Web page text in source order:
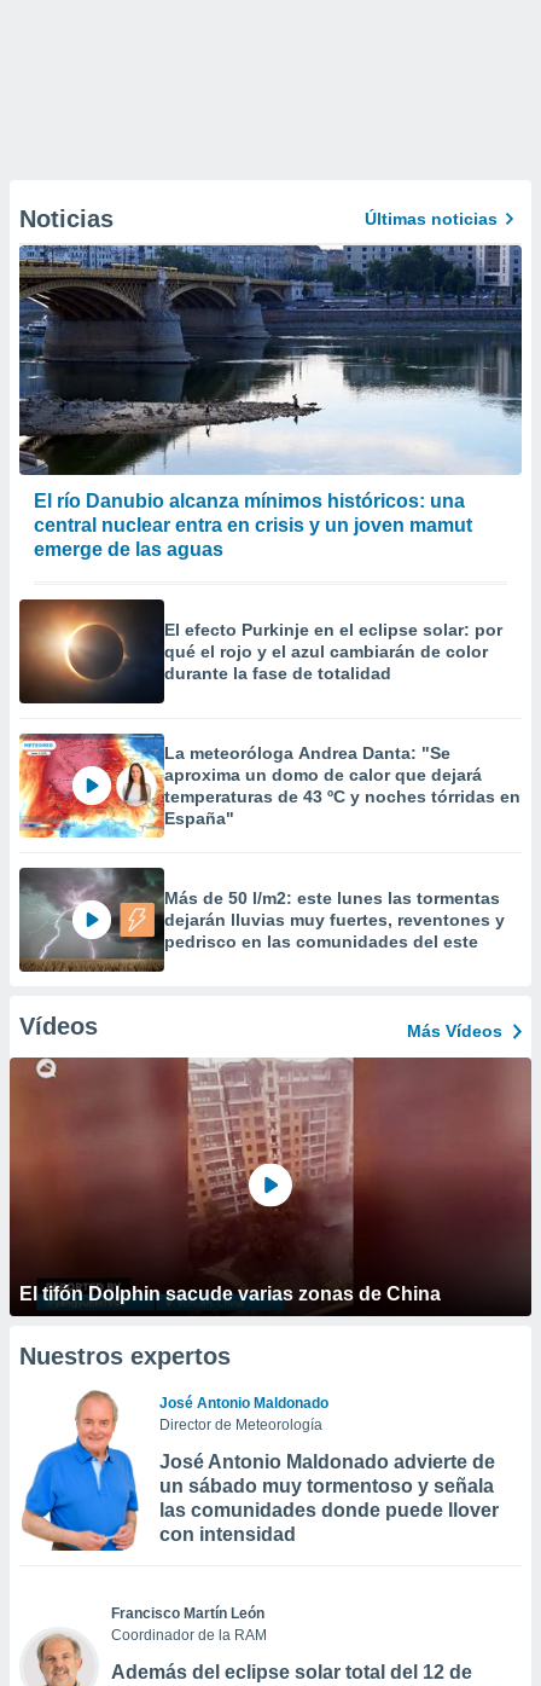
Noticias Últimas noticias
El río Danubio alcanza mínimos históricos: una
central nuclear entra en crisis y un joven mamut
emerge de las aguas
El efecto Purkinje en el eclipse solar: por
qué el rojo y el azul cambiarán de color
durante la fase de totalidad
La meteoróloga Andrea Danta: "Se
aproxima un domo de calor que dejará
temperaturas de 43 ºC y noches tórridas en
España"
Más de 50 l/m2: este lunes las tormentas
dejarán lluvias muy fuertes, reventones y
pedrisco en las comunidades del este
Vídeos Más Vídeos
El tifón Dolphin sacude varias zonas de China
Nuestros expertos
José Antonio Maldonado
Director de Meteorología
José Antonio Maldonado advierte de
un sábado muy tormentoso y señala
las comunidades donde puede llover
con intensidad
Francisco Martín León
Coordinador de la RAM
Además del eclipse solar total del 12 de